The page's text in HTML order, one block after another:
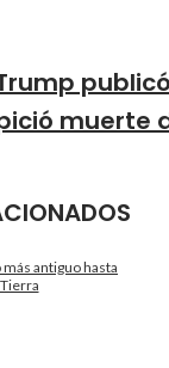
muerte
antiguo hasta